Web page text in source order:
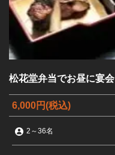
松花堂弁当でお昼に宴会
6,000円(税込)
2 ～36名